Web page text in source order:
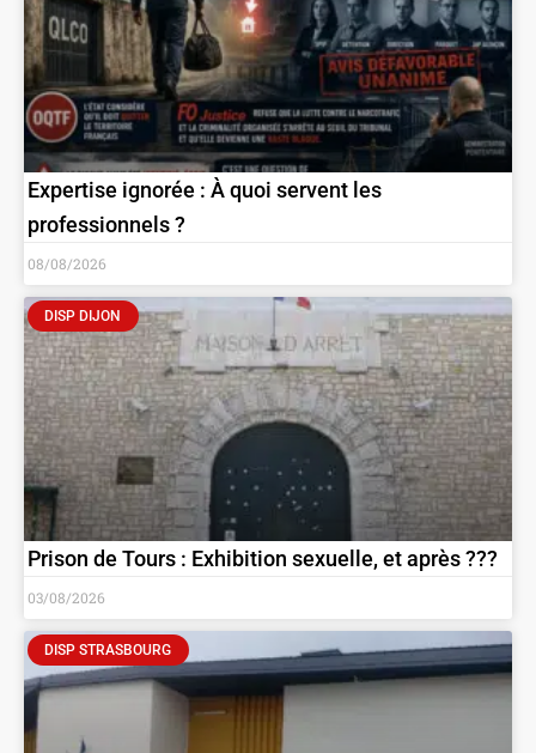
Expertise ignorée : À quoi servent les
professionnels ?
08/08/2026
DISP DIJON
Prison de Tours : Exhibition sexuelle, et après ???
03/08/2026
DISP STRASBOURG